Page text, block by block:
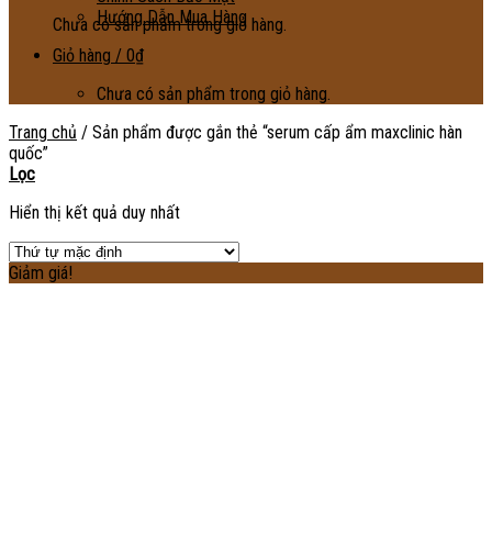
Chưa có sản phẩm trong giỏ hàng.
Hướng Dẫn Mua Hàng
Giỏ hàng / 0₫
Chưa có sản phẩm trong giỏ hàng.
Trang chủ / Sản phẩm được gắn thẻ “serum cấp ẩm maxclinic hàn
quốc”
Lọc
Hiển thị kết quả duy nhất
Giảm giá!